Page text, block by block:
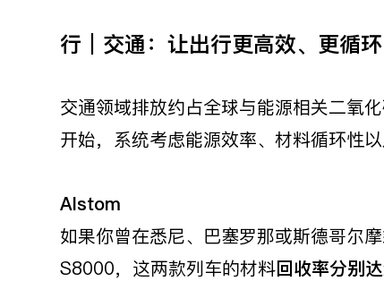
行｜交通：让出行更高效、更循环
交通领域排放约占全球与能源相关二氧
开始，系统考虑能源效率、材料循环性
Alstom
如果你曾在悉尼、巴塞罗那或斯德哥尔
S8000，这两款列车的材料回收率分别